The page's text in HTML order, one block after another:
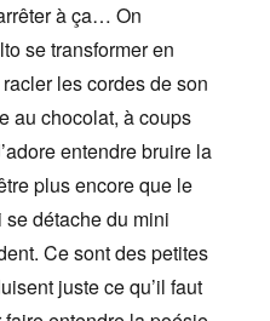
à ça… On
se transformer en
les cordes de son
au chocolat, à coups
entendre bruire la
plus encore que le
détache du mini
Ce sont des petites
juste ce qu’il faut